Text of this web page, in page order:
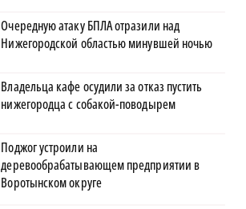
Очередную атаку БПЛА отразили над
Нижегородской областью минувшей ночью
Владельца кафе осудили за отказ пустить
нижегородца с собакой-поводырем
Поджог устроили на
деревообрабатывающем предприятии в
Воротынском округе